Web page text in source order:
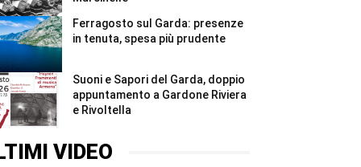
Ferragosto sul Garda: presenze
in tenuta, spesa più prudente
Suoni e Sapori del Garda, doppio
appuntamento a Gardone Riviera
e Rivoltella
VIDEO